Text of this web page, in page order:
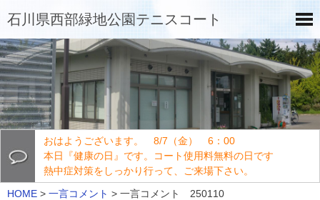
石川県西部緑地公園テニスコート
おはようございます。 8/7（金） 6：00
本日『健康の日』です。コート使用料無料の日です
熱中症対策をしっかり行って、ご来場下さい。
HOME > 一言コメント > 一言コメント 250110